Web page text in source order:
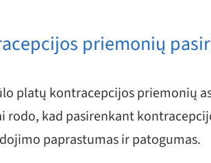
priemonių
platų kontracepcijos priemonių
rodo, kad pasirenkant
paprastumas ir patogumas.